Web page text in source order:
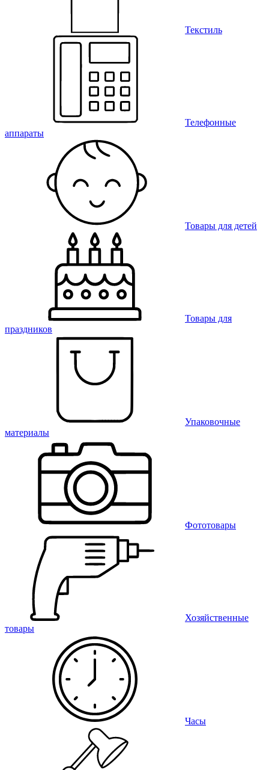
Текстиль
Телефонные
аппараты
Товары для детей
Товары для
праздников
Упаковочные
материалы
Фототовары
Хозяйственные
товары
Часы